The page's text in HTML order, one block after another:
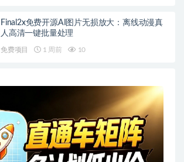
Final2x免费开源AI图片无损放大：离线动漫真
人高清一键批量处理
免费项目 1 周前 10